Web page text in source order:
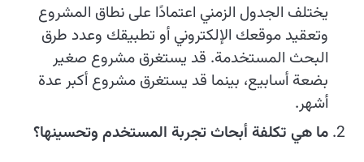
يختلف الجدول الزمني اعتمادًا على نطاق المشروع
وتعقيد موقعك الإلكتروني أو تطبيقك وعدد طرق
البحث المستخدمة. قد يستغرق مشروع صغير
بضعة أسابيع، بينما قد يستغرق مشروع أكبر عدة
أشهر.
ما هي تكلفة أبحاث تجربة المستخدم وتحسينها؟